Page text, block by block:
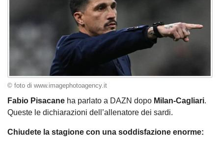
© foto di www.imagephotoagency.it
Fabio Pisacane ha parlato a DAZN dopo Milan-Cagliari.
Queste le dichiarazioni dell’allenatore dei sardi.
Chiudete la stagione con una soddisfazione enorme: